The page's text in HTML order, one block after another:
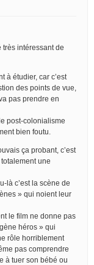
très intéressant de
à étudier, car c’est
des points de vue,
pas prendre en
post-colonialisme
bien foutu.
ça probant, c’est
une
là c’est la scène de
» qui noient leur
le film ne donne pas
héros » qui
rôle horriblement
pas comprendre
à tuer son bébé ou